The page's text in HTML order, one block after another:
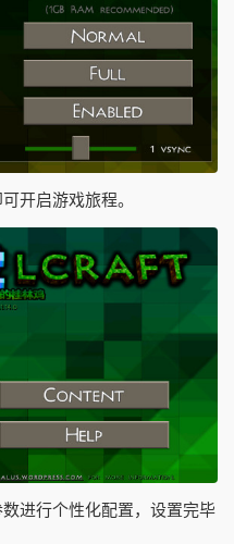
开启游戏旅程。
进行个性化配置，设置完毕